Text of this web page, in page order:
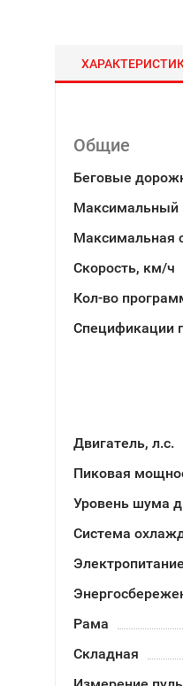
Общие
Беговые
Максимальный
Максимальная
Скорость, км/ч
Кол-во
Спецификации
Двигатель, л.с.
Пиковая
Уровень шума
Система
Рама
Складная